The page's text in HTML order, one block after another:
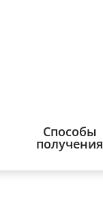
Способы
получения